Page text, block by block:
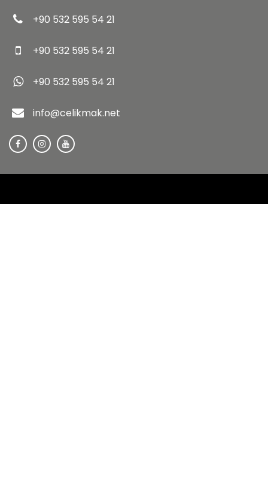
+90 532 595 54 21
+90 532 595 54 21
+90 532 595 54 21
info@celikmak.net